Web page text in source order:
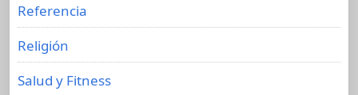
Referencia
Religión
Salud y Fitness